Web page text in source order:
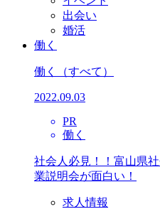
出会い
婚活
働く
働く （すべて）
2022.09.03
PR
働く
社会人必見！！富山県
業説明会が面白い！
求人情報